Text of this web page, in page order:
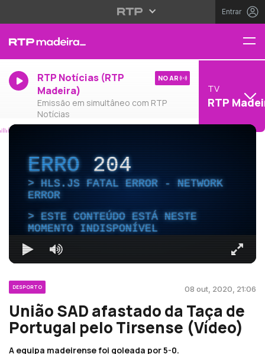
Entrar
RTP Notícias (RTP
Madeira)
Emissão em simultâneo com RTP
Notícias
NO AR
TV
RTP
ERRO204
HLS.JS FATAL ERROR - NETWORK
ERROR
ESTE CONTEÚDO ESTÁ NESTE
MOMENTO INDISPONÍVEL
DESPORTO 08 out, 2020, 21:06
União SAD afastado da Taça de
Portugal pelo Tirsense (Vídeo)
A equipa madeirense foi goleada por 5-0.